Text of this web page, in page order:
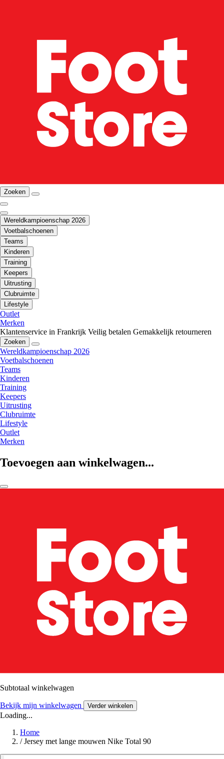
Zoeken
Wereldkampioenschap 2026
Voetbalschoenen
Teams
Kinderen
Training
Keepers
Uitrusting
Clubruimte
Lifestyle
Outlet
Merken
Klantenservice in Frankrijk Veilig betalen Gemakkelijk retourneren
Zoeken
Wereldkampioenschap 2026
Voetbalschoenen
Teams
Kinderen
Training
Keepers
Uitrusting
Clubruimte
Lifestyle
Outlet
Merken
Toevoegen aan winkelwagen...
Subtotaal winkelwagen
Bekijk mijn winkelwagen Verder winkelen
Loading...
Home
/ Jersey met lange mouwen Nike Total 90